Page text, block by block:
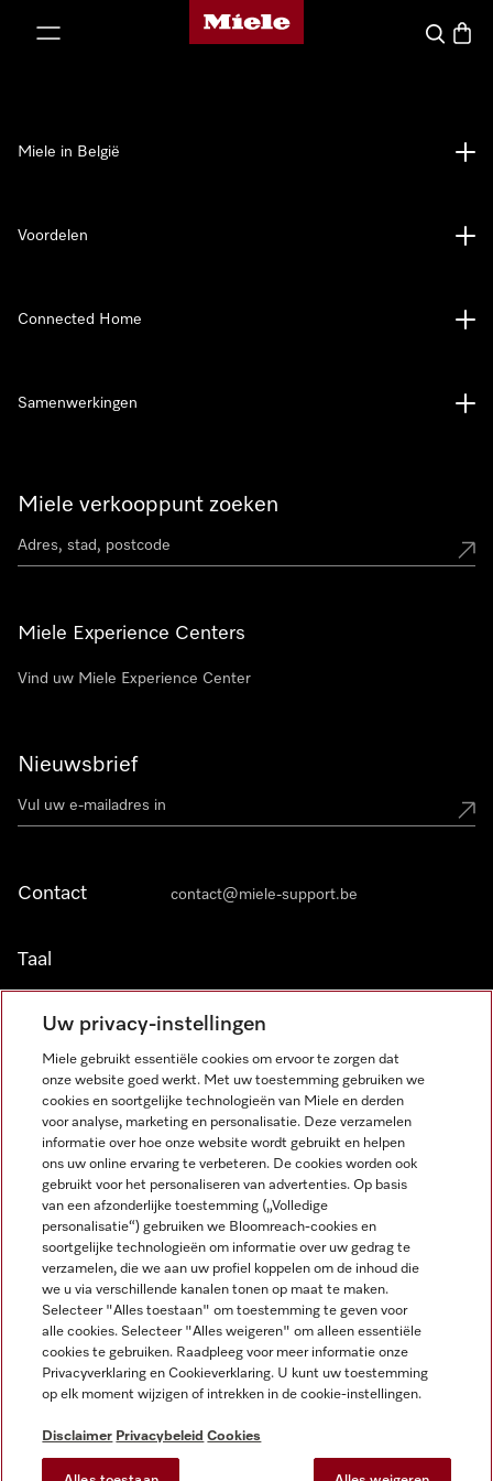
Miele homepage
Wat zoek
Miele verkooppunt zoeken
Miele Experience Centers
Vind uw Miele Experience Center
Nieuwsbrief
Contact contact@miele-support.be
Taal
NEDERLANDS
Miele in België
Voordelen
Connected Home
Samenwerkingen
Wettelijke Informatie
Algemene voorwaarden
Privacybeleid
Gebruiksvoorwaarden
Toegankelijkheidsverklaring
Digital Services Act
Miele op Facebook
Miele op Youtube
Miele op Instagram
Miele op Pinterest
Uw privacy-instellingen
Miele gebruikt essentiële cookies om ervoor te zorgen dat
onze website goed werkt. Met uw toestemming gebruiken we
cookies en soortgelijke technologieën van Miele en derden
voor analyse, marketing en personalisatie. Deze verzamelen
informatie over hoe onze website wordt gebruikt en helpen
ons uw online ervaring te verbeteren. De cookies worden ook
gebruikt voor het personaliseren van advertenties. Op basis
van een afzonderlijke toestemming („Volledige
personalisatie“) gebruiken we Bloomreach-cookies en
soortgelijke technologieën om informatie over uw gedrag te
verzamelen, die we aan uw profiel koppelen om de inhoud die
we u via verschillende kanalen tonen op maat te maken.
Selecteer "Alles toestaan" om toestemming te geven voor
alle cookies. Selecteer "Alles weigeren" om alleen essentiële
cookies te gebruiken. Raadpleeg voor meer informatie onze
Privacyverklaring en Cookieverklaring. U kunt uw toestemming
op elk moment wijzigen of intrekken in de cookie-instellingen.
Disclaimer Privacybeleid Cookies